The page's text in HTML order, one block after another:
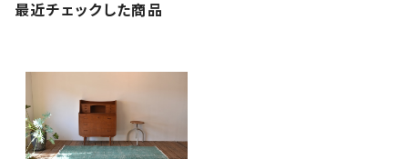
最近チェックした商品